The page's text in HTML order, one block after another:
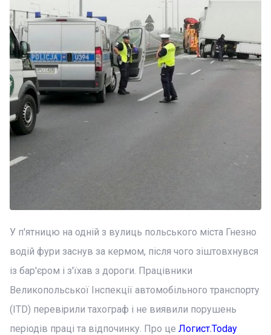
У п'ятницю на одній з вулиць польського міста Гнезно
водій фури заснув за кермом, після чого зіштовхнувся
із бар'єром і з'їхав з дороги. Працівники
Великопольської Інспекції автомобільного транспорту
(ITD) перевірили тахограф і не виявили порушень
періодів праці та відпочинку. Про це Логист.Today